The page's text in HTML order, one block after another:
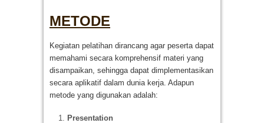
METODE
Kegiatan pelatihan dirancang agar peserta dapat
memahami secara komprehensif materi yang
disampaikan, sehingga dapat dimplementasikan
secara aplikatif dalam dunia kerja. Adapun
metode yang digunakan adalah:
Presentation